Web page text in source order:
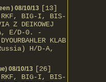
) 08/10/13 [13]
RKF, BIG-I, BIS-
Z DEIKOWEJ
E/D-0. -
KLAB
(Russia) H/D-A,
08/10/13 [26]
RKF, BIG-I, BIS-